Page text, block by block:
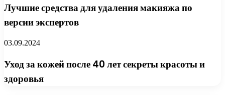
Лучшие средства для удаления макияжа по
версии экспертов
03.09.2024
Уход за кожей после 40 лет секреты красоты и
здоровья